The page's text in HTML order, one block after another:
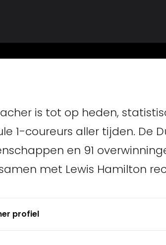
is tot op heden,
1-coureurs aller tijden. De
en 91
met Lewis Hamilton
profiel